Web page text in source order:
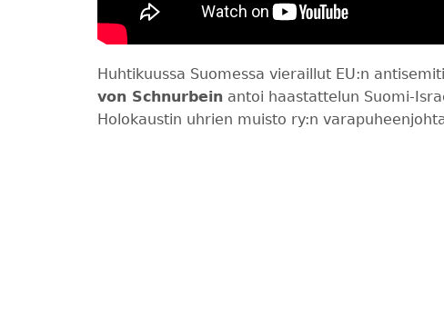
Huhtikuussa Suomessa vieraillut EU:n
von Schnurbein antoi haastattelun Suomi-
Holokaustin uhrien muisto ry:n